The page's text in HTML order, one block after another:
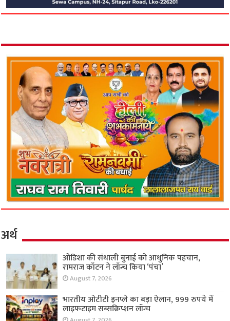
अर्थ
ओडिशा की संथाली बुनाई को आधुनिक पहचान,
रामराज कॉटन ने लॉन्च किया ‘पंचा’
August 7, 2026
भारतीय ओटीटी इनप्ले का बड़ा ऐलान, 999 रुपये में
लाइफटाइम सब्सक्रिप्शन लॉन्च